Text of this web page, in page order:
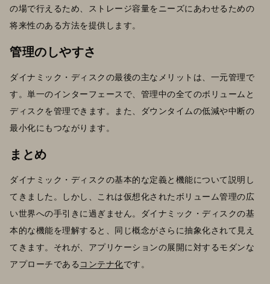
の場で行えるため、ストレージ容量をニーズにあわせるための
将来性のある方法を提供します。
管理のしやすさ
ダイナミック・ディスクの最後の主なメリットは、一元管理で
す。単一のインターフェースで、管理中の全てのボリュームと
ディスクを管理できます。また、ダウンタイムの低減や中断の
最小化にもつながります。
まとめ
ダイナミック・ディスクの基本的な定義と機能について説明し
てきました。しかし、これは仮想化されたボリューム管理の広
い世界への手引きに過ぎません。ダイナミック・ディスクの基
本的な機能を理解すると、同じ概念がさらに抽象化されて見え
てきます。それが、アプリケーションの展開に対するモダンな
アプローチである コンテナ化です。